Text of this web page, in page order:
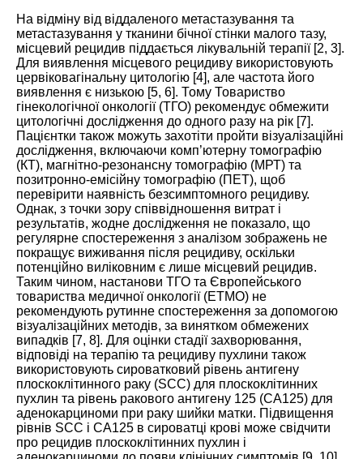
На відміну від віддаленого метастазування та
метастазування у тканини бічної стінки малого тазу,
місцевий рецидив піддається лікувальній терапії [2, 3].
Для виявлення місцевого рецидиву використовують
цервіковагінальну цитологію [4], але частота його
виявлення є низькою [5, 6]. Тому Товариство
гінекологічної онкології (ТГО) рекомендує обмежити
цитологічні дослідження до одного разу на рік [7].
Пацієнтки також можуть захотіти пройти візуалізаційні
дослідження, включаючи комп’ютерну томографію
(КТ), магнітно-резонансну томографію (МРТ) та
позитронно-емісійну томографію (ПЕТ), щоб
перевірити наявність безсимптомного рецидиву.
Однак, з точки зору співвідношення витрат і
результатів, жодне дослідження не показало, що
регулярне спостереження з аналізом зображень не
покращує виживання після рецидиву, оскільки
потенційно виліковним є лише місцевий рецидив.
Таким чином, настанови ТГО та Європейського
товариства медичної онкології (ЕТМО) не
рекомендують рутинне спостереження за допомогою
візуалізаційних методів, за винятком обмежених
випадків [7, 8]. Для оцінки стадії захворювання,
відповіді на терапію та рецидиву пухлини також
використовують сироватковий рівень антигену
плоскоклітинного раку (SCC) для плоскоклітинних
пухлин та рівень ракового антигену 125 (CA125) для
аденокарциноми при раку шийки матки. Підвищення
рівнів SCC і CA125 в сироватці крові може свідчити
про рецидив плоскоклітинних пухлин і